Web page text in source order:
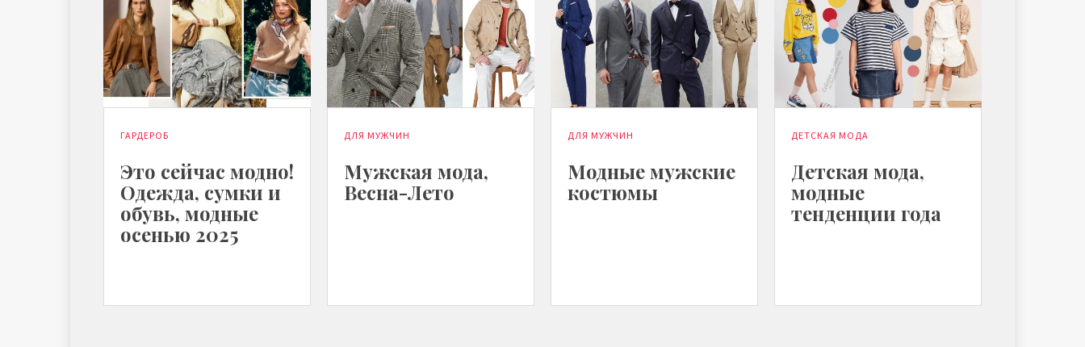
ГАРДЕРОБ
Это сейчас модно!
Одежда, сумки и
обувь, модные
осенью 2025
ДЛЯ МУЖЧИН
Мужская мода,
Весна-Лето
ДЛЯ МУЖЧИН
Модные мужские
костюмы
ДЕТСКАЯ МОДА
Детская мода,
модные
тенденции года